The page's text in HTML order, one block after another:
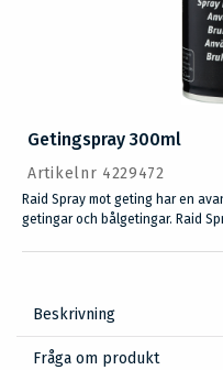
Getingspray 300ml
Artikelnr 4229472
Raid Spray mot geting har en
getingar och bålgetingar. Raid
Beskrivning
Fråga om produkt